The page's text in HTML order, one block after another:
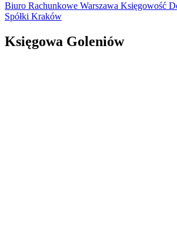
Biuro Rachunkowe Warszawa Księgowość
Spółki Kraków
Księgowa Goleniów